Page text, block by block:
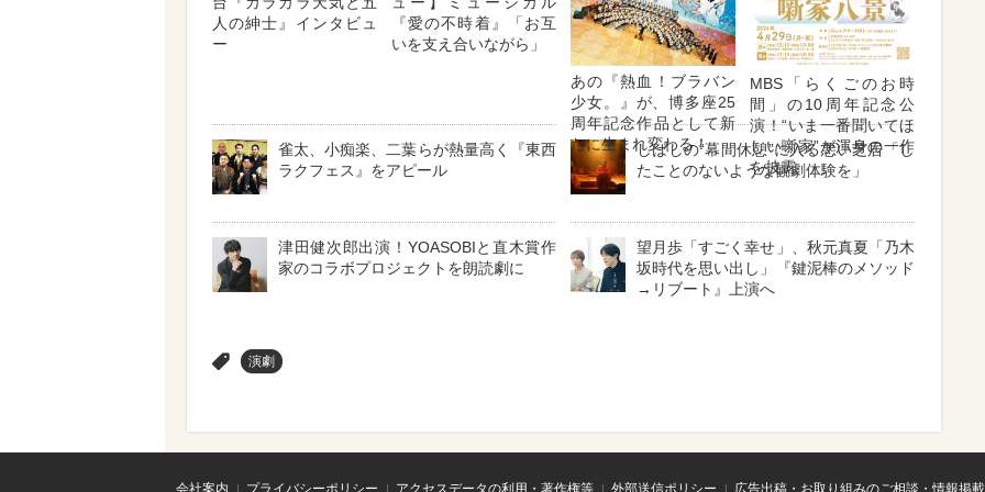
人の紳士』インタビュ
ー
『愛の不時着』「お互
いを支え合いながら」
あの『熱血！ブラバン
少女。』が、博多座25
周年記念作品として新
たに生まれ変わる！
MBS「らくごのお時
間」の10周年記念公
演！“いま一番聞いてほ
しい噺家”が渾身の一作
を披露
雀太、小痴楽、二葉らが熱量高く『東西
ラクフェス』をアピール
しばしの“幕間休憩”に入る悪い芝居「し
たことのないような観劇体験を」
津田健次郎出演！YOASOBIと直木賞作
家のコラボプロジェクトを朗読劇に
望月歩「すごく幸せ」、秋元真夏「乃木
坂時代を思い出し」『鍵泥棒のメソッド
→リブート』上演へ
演劇
会社案内 プライバシーポリシー アクセスデータの利用・著作権等 外部送信ポリシー 広告出稿・お取り組みのご相談・情報掲